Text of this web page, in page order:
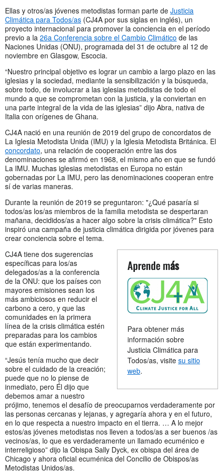
Ellas y otros/as jóvenes metodistas forman parte de Justicia
Climática para Todos/as (CJ4A por sus siglas en inglés), un
proyecto internacional para promover la conciencia en el período
previo a la 26a Conferencia sobre el Cambio Climático de las
Naciones Unidas (ONU), programada del 31 de octubre al 12 de
noviembre en Glasgow, Escocia.
“Nuestro principal objetivo es lograr un cambio a largo plazo en las
iglesias y la sociedad, mediante la sensibilización y la búsqueda,
sobre todo, de involucrar a las iglesias metodistas de todo el
mundo a que se comprometan con la justicia, y la conviertan en
una parte integral de la vida de las iglesias” dijo Abra, nativa de
Italia con orígenes de Ghana.
CJ4A nació en una reunión de 2019 del grupo de concordatos de
La Iglesia Metodista Unida (IMU) y la Iglesia Metodista Británica. El
concordato, una relación de cooperación entre las dos
denominaciones se afirmó en 1968, el mismo año en que se fundó
La IMU. Muchas iglesias metodistas en Europa no están
gobernadas por La IMU, pero las denominaciones cooperan entre
sí de varias maneras.
Durante la reunión de 2019 se preguntaron: "¿Qué pasaría si
todos/as los/as miembros de la familia metodista se despertaran
mañana, decididos/as a hacer algo sobre la crisis climática?" Esto
inspiró una campaña de justicia climática dirigida por jóvenes para
crear conciencia sobre el tema.
Aprende más
Para obtener más
información sobre
Justicia Climática para
Todos/as, visite su sitio
web.
CJ4A tiene dos sugerencias
específicas para los/as
delegados/as a la conferencia
de la ONU: que los países con
mayores emisiones sean los
más ambiciosos en reducir el
carbono a cero, y que las
comunidades en la primera
línea de la crisis climática estén
preparadas para los cambios
que están experimentando.
“Jesús tenía mucho que decir
sobre el cuidado de la creación;
puede que no lo piense de
inmediato, pero Él dijo que
debemos amar a nuestro
prójimo, tenemos el desafío de preocuparnos verdaderamente por
las personas cercanas y lejanas, y agregaría ahora y en el futuro,
en lo que respecta a nuestro impacto en el tierra. … A lo mejor
estos/as jóvenes metodistas nos lleven a todos/as a ser buenos /as
vecinos/as, lo que es verdaderamente un llamado ecuménico e
interreligioso” dijo la Obispa Sally Dyck, ex obispa del área de
Chicago y ahora oficial ecuménica del Concilio de Obispos/as
Metodistas Unidos/as.